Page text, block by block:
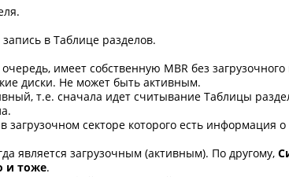
в Таблице разделов.
имеет собственную MBR без загрузочного
диски. Не может быть активным.
т.е. сначала идет считывание Таблицы
загрузочном секторе которого есть информация
является загрузочным (активным). По другому,
и тоже.